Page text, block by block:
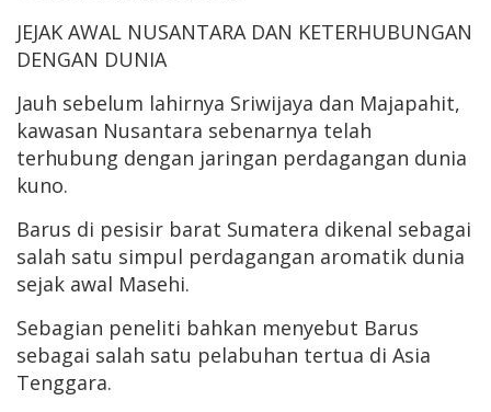
JEJAK AWAL NUSANTARA DAN KETERHUBUNGAN
DENGAN DUNIA
Jauh sebelum lahirnya Sriwijaya dan Majapahit,
kawasan Nusantara sebenarnya telah
terhubung dengan jaringan perdagangan dunia
kuno.
Barus di pesisir barat Sumatera dikenal sebagai
salah satu simpul perdagangan aromatik dunia
sejak awal Masehi.
Sebagian peneliti bahkan menyebut Barus
sebagai salah satu pelabuhan tertua di Asia
Tenggara.